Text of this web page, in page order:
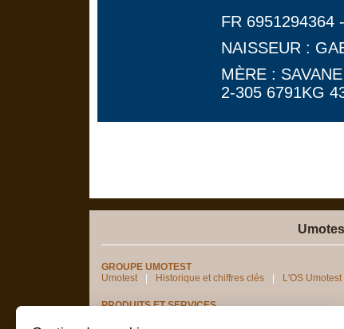
FR 6951294364
NAISSEUR :
MÈRE : SAVANE
2-305 6791KG
GROUPE UMOTEST
Umotest
Historique et chiffres clés L'OS Umotest
PRODUITS ET SERVICES